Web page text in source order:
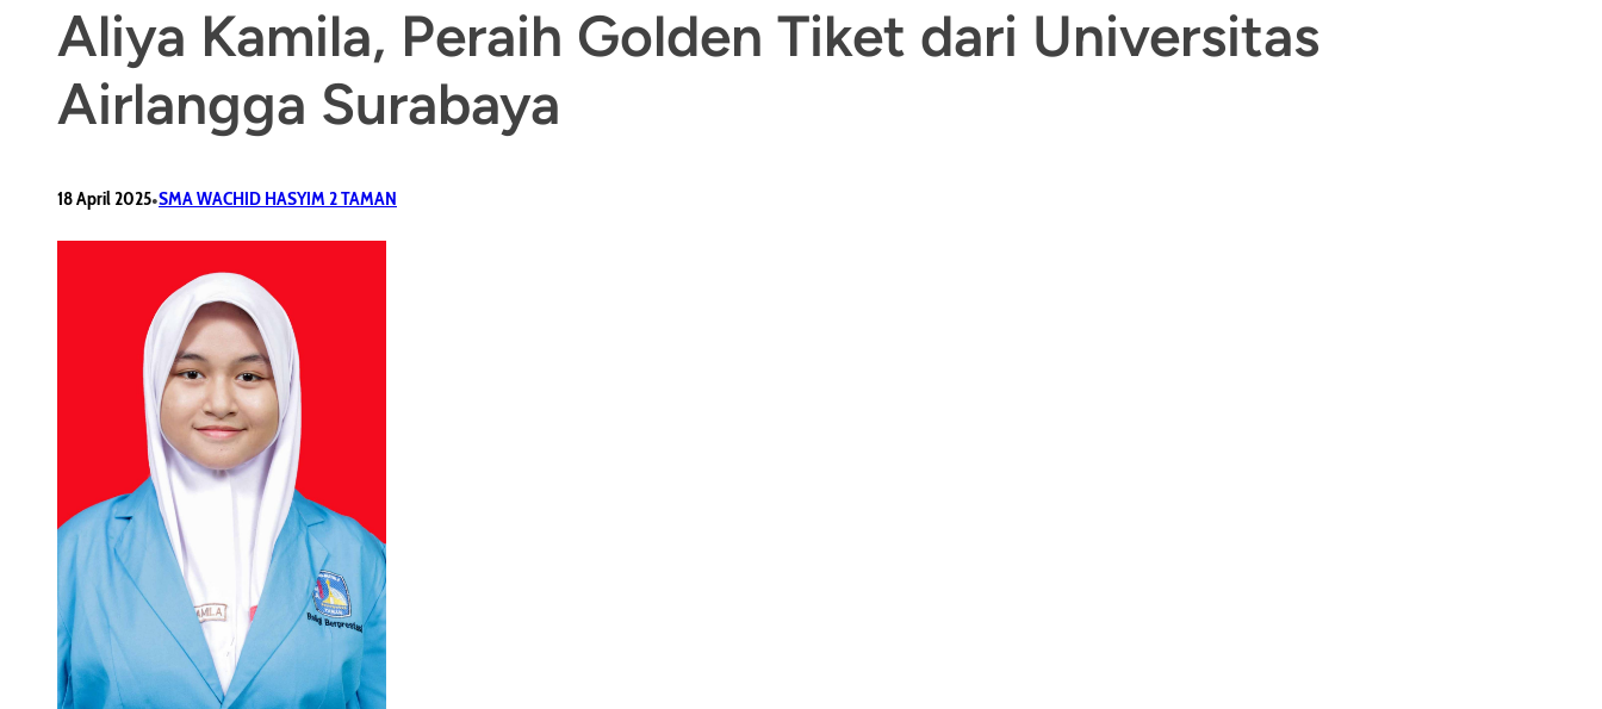
Aliya Kamila, Peraih Golden Tiket dari Universitas
Airlangga Surabaya
18 April 2025•SMA WACHID HASYIM 2 TAMAN